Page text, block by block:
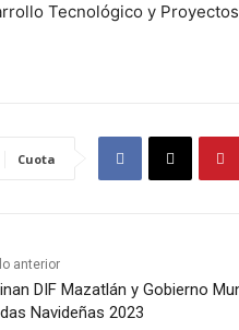
Tecnológico y
Cuota
anterior
DIF Mazatlán y Gobierno
Navideñas 2023